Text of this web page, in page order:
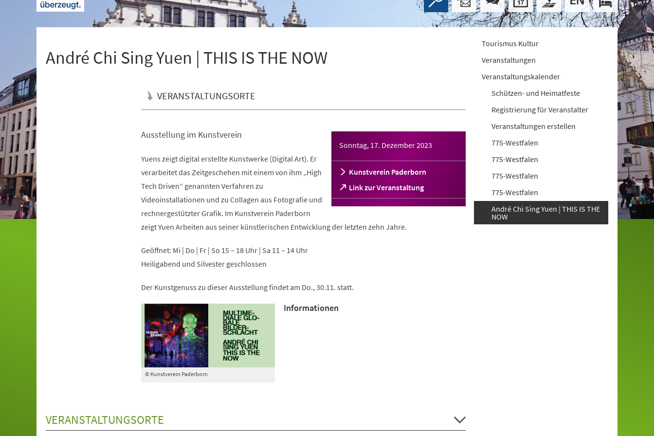
André Chi Sing Yuen | THIS IS THE NOW
VERANSTALTUNGSORTE
Sonntag, 17. Dezember 2023
Kunstverein Paderborn
Link zur Veranstaltung
(Öffnet
in
einem
Tab)
Ausstellung im Kunstverein
Yuens zeigt digital erstellte Kunstwerke (Digital Art). Er
verarbeitet das Zeitgeschehen mit einem von ihm „High
Tech Driven“ genannten Verfahren zu
Videoinstallationen und zu Collagen aus Fotografie und
rechnergestützter Grafik. Im Kunstverein Paderborn
zeigt Yuen Arbeiten aus seiner künstlerischen Entwicklung der letzten zehn Jahre.
Geöffnet: Mi | Do | Fr | So 15 – 18 Uhr | Sa 11 – 14 Uhr
Heiligabend und Silvester geschlossen
Der Kunstgenuss zu dieser Ausstellung findet am Do., 30.11. statt.
© Kunstverein Paderborn
Informationen
VERANSTALTUNGSORTE
Tourismus Kultur
Veranstaltungen
Veranstaltungskalender
Schützen- und Heimatfeste
Registrierung für Veranstalter
Veranstaltungen erstellen
775-Westfalen
775-Westfalen
775-Westfalen
775-Westfalen
André Chi Sing Yuen | THIS IS THE
NOW